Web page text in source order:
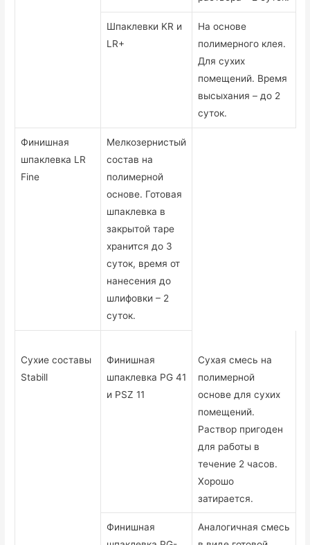
Шпаклевки KR и
LR+
На основе
полимерного клея.
Для сухих
помещений. Время
высыхания – до 2
суток.
Финишная
шпаклевка LR
Fine
Мелкозернистый
состав на
полимерной
основе. Готовая
шпаклевка в
закрытой таре
хранится до 3
суток, время от
нанесения до
шлифовки – 2
суток.
Сухие составы
Stabill
Финишная
шпаклевка PG 41
и PSZ 11
Сухая смесь на
полимерной
основе для сухих
помещений.
Раствор пригоден
для работы в
течение 2 часов.
Хорошо
затирается.
Финишная
Аналогичная смесь